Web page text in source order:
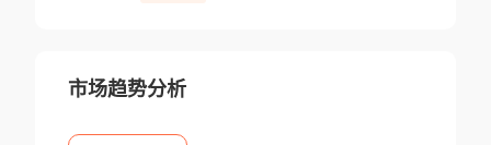
市场趋势分析